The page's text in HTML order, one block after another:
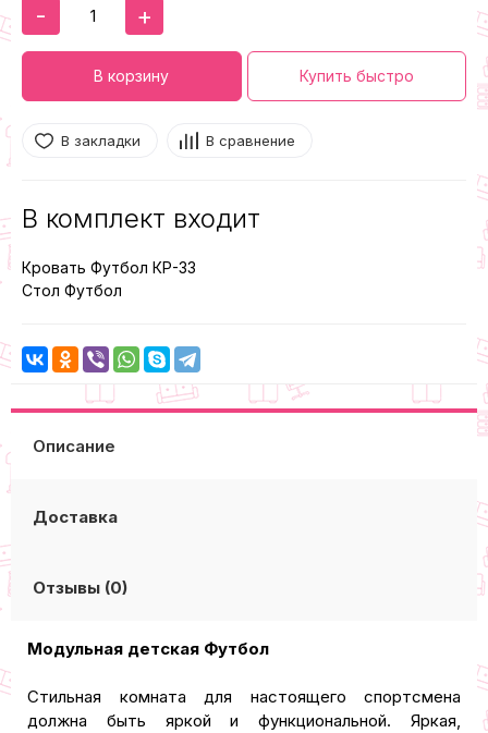
- +
В корзину Купить быстро
В закладки В сравнение
В комплект входит
Кровать Футбол КР-33
Стол Футбол
Описание
Доставка
Отзывы (0)
Модульная детская Футбол
Стильная комната для настоящего спортсмена
должна быть яркой и функциональной. Яркая,